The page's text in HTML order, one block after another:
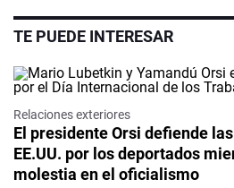
TE PUEDE INTERESAR
Relaciones exteriores
El presidente Orsi defiende
EE.UU. por los deportados
molestia en el oficialismo